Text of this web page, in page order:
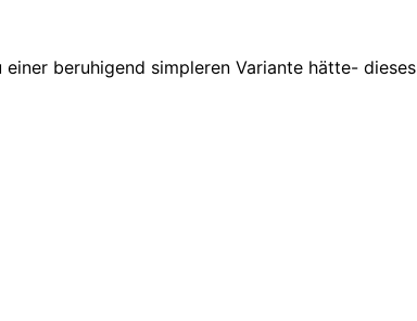
beruhigend simpleren Variante hätte- dieses